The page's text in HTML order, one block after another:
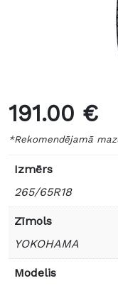
191.00 €
*Rekomendējamā
Izmērs
265/65R18
Zīmols
YOKOHAMA
Modelis